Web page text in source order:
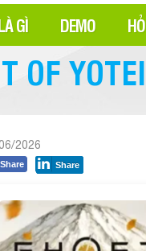
GÌ DEMO
OF
2026
Share Share